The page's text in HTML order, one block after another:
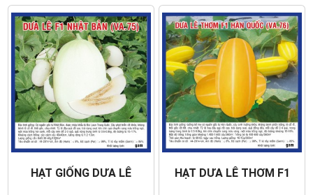
HẠT GIỐNG DƯA LÊ HẠT DƯA LÊ THƠM F1